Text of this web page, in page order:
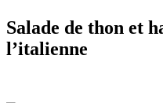
Salade de thon et
l’italienne